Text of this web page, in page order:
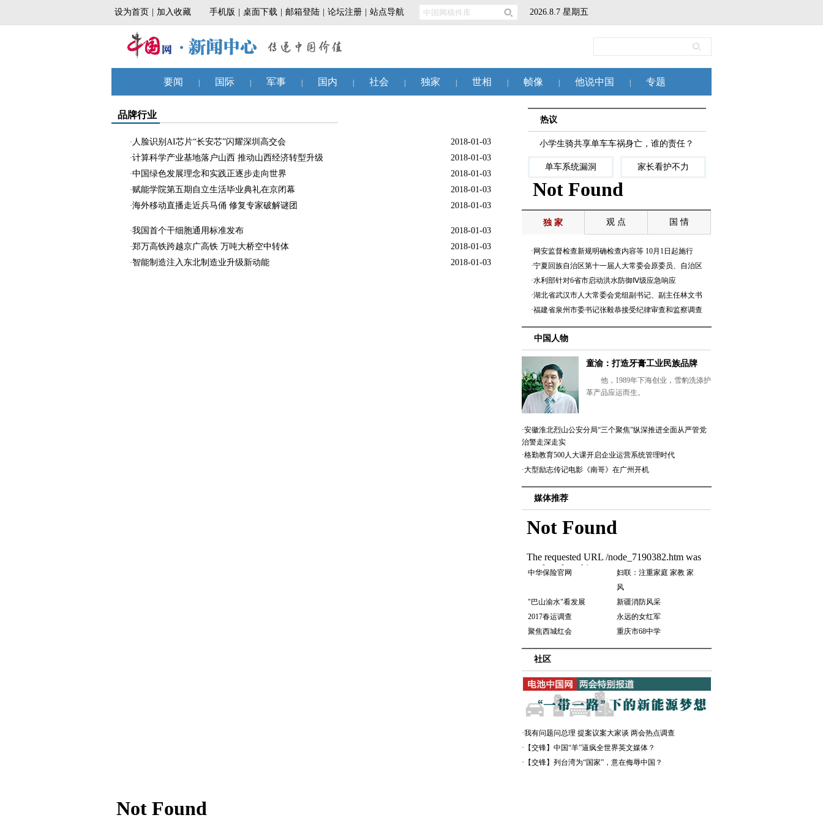
品牌行业
2018-01-03
· 人脸识别AI芯片“长安芯”闪耀深圳高交会
2018-01-03
·计算科学产业基地落户山西 推动山西经济转型升级
2018-01-03
·中国绿色发展理念和实践正逐步走向世界
2018-01-03
·赋能学院第五期自立生活毕业典礼在京闭幕
2018-01-03
·海外移动直播走近兵马俑 修复专家破解谜团
2018-01-03
·我国首个干细胞通用标准发布
2018-01-03
·郑万高铁跨越京广高铁 万吨大桥空中转体
2018-01-03
·智能制造注入东北制造业升级新动能